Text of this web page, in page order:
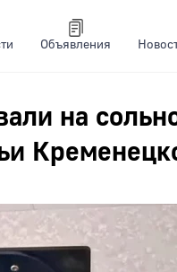
Объявления
на